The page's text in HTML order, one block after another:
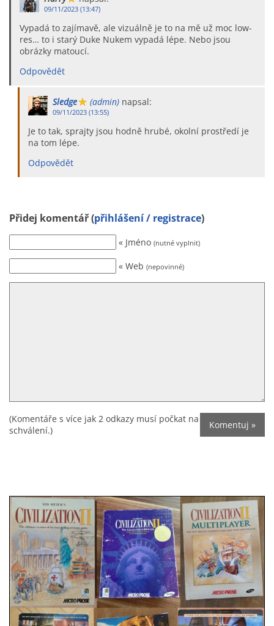
09/11/2023 (13:47)
Vypadá to zajímavě, ale vizuálně je to na mě už moc low-
res… to i starý Duke Nukem vypadá lépe. Nebo jsou
obrázky matoucí.
Odpovědět
Sledge (admin) napsal:
09/11/2023 (13:55)
Je to tak, sprajty jsou hodně hrubé, okolní prostředí je
na tom lépe.
Odpovědět
Přidej komentář (přihlášení / registrace)
« Jméno (nutné vyplnit)
« Web (nepovinné)
(Komentáře s více jak 2 odkazy musí počkat na
schválení.)